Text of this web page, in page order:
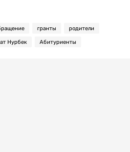
гранты родители
Нурбек Абитуриенты